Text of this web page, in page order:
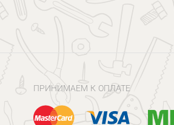
ПРИНИМАЕМ К ОПЛАТЕ